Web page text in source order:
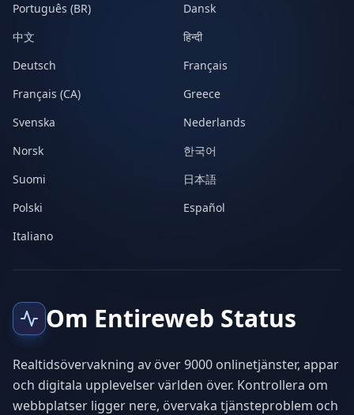
Português (BR)
Dansk
中文
हिन्दी
Deutsch
Français
Français (CA)
Greece
Svenska
Nederlands
Norsk
한국어
Suomi
日本語
Polski
Español
Italiano
Om Entireweb Status
Realtidsövervakning av över 9000 onlinetjänster, appar
och digitala upplevelser världen över. Kontrollera om
webbplatser ligger nere, övervaka tjänsteproblem och